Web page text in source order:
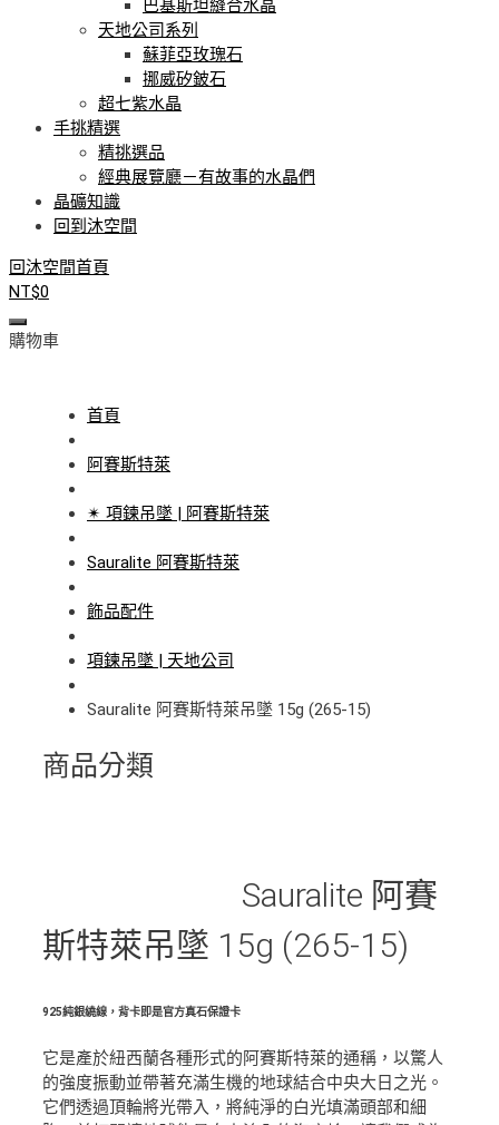
巴基斯坦縫合水晶
天地公司系列
蘇菲亞玫瑰石
挪威矽鈹石
超七紫水晶
手挑精選
精挑選品
經典展覽廳－有故事的水晶們
晶礦知識
回到沐空間
回沐空間首頁
NT$0
購物車
首頁
阿賽斯特萊
✴ 項鍊吊墜 | 阿賽斯特萊
Sauralite 阿賽斯特萊
飾品配件
項鍊吊墜 | 天地公司
Sauralite 阿賽斯特萊吊墜 15g (265-15)
商品分類
Sauralite 阿賽
斯特萊吊墜 15g (265-15)
925純銀繞線，背卡即是官方真石保證卡
它是產於紐西蘭各種形式的阿賽斯特萊的通稱，以驚人
的強度振動並帶著充滿生機的地球結合中央大日之光。
它們透過頂輪將光帶入，將純淨的白光填滿頭部和細